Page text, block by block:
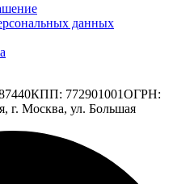
данных
КПП: 772901001ОГРН:
г. Москва, ул. Большая